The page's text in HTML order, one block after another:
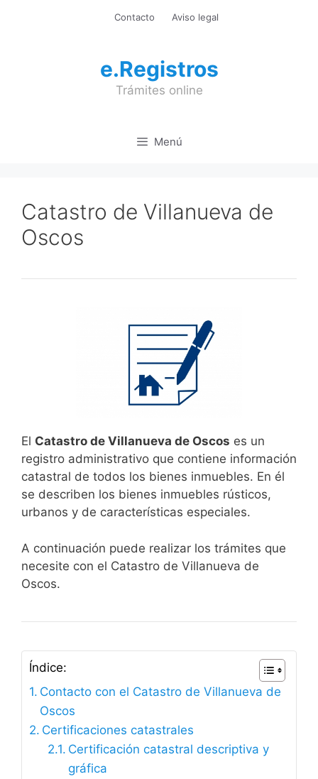
Contacto Aviso legal
e.Registros
Trámites online
Menú
Catastro de Villanueva de
Oscos
El Catastro de Villanueva de Oscos es un
registro administrativo que contiene información
catastral de todos los bienes inmuebles. En él
se describen los bienes inmuebles rústicos,
urbanos y de características especiales.
A continuación puede realizar los trámites que
necesite con el Catastro de Villanueva de
Oscos.
Índice:
Contacto con el Catastro de Villanueva de
Oscos
Certificaciones catastrales
Certificación catastral descriptiva y
gráfica